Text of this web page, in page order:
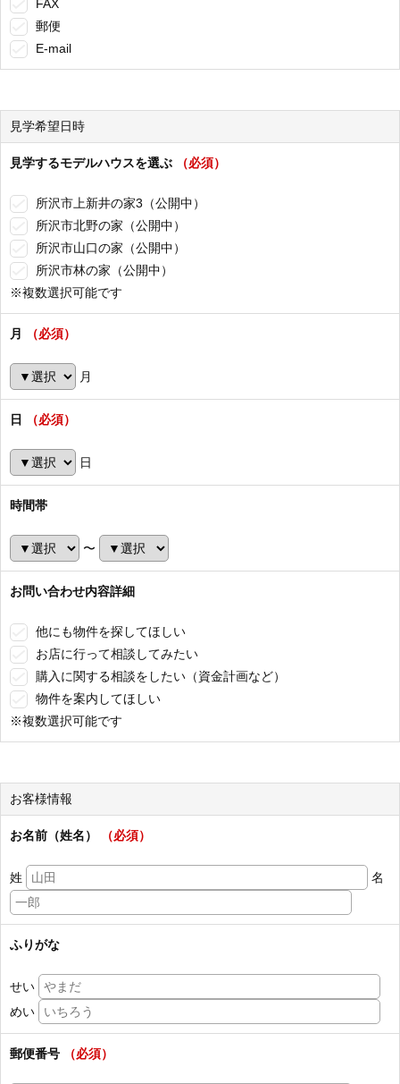
FAX
郵便
E-mail
見学希望日時
見学するモデルハウスを選ぶ （必須）
所沢市上新井の家3（公開中）
所沢市北野の家（公開中）
所沢市山口の家（公開中）
所沢市林の家（公開中）
※複数選択可能です
月 （必須）
月
日 （必須）
日
時間帯
〜
お問い合わせ内容詳細
他にも物件を探してほしい
お店に行って相談してみたい
購入に関する相談をしたい（資金計画など）
物件を案内してほしい
※複数選択可能です
お客様情報
お名前（姓名） （必須）
姓 名
ふりがな
せい
めい
郵便番号 （必須）